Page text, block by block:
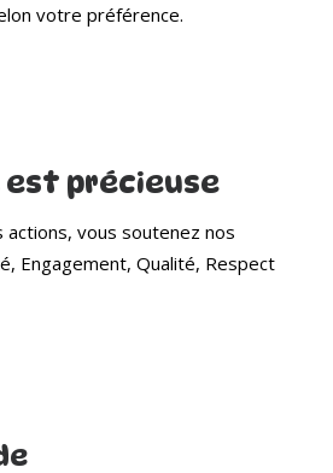
votre préférence.
précieuse
actions, vous soutenez nos
Engagement, Qualité, Respect